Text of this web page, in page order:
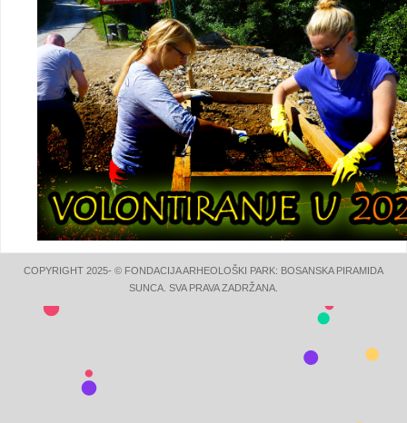
COPYRIGHT 2025- © FONDACIJA ARHEOLOŠKI PARK: BOSANSKA PIRAMIDA
SUNCA. SVA PRAVA ZADRŽANA.